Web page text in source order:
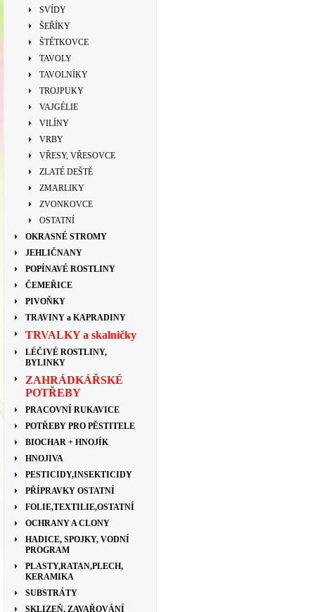
SVÍDY
ŠEŘÍKY
ŠTĚTKOVCE
TAVOLY
TAVOLNÍKY
TROJPUKY
VAJGÉLIE
VILÍNY
VRBY
VŘESY, VŘESOVCE
ZLATÉ DEŠTĚ
ZMARLIKY
ZVONKOVCE
OSTATNÍ
OKRASNÉ STROMY
JEHLIČNANY
POPÍNAVÉ ROSTLINY
ČEMEŘICE
PIVOŇKY
TRAVINY a KAPRADINY
TRVALKY a skalničky
LÉČIVÉ ROSTLINY,
BYLINKY
ZAHRÁDKÁŘSKÉ
POTŘEBY
PRACOVNÍ RUKAVICE
POTŘEBY PRO PĚSTITELE
BIOCHAR + HNOJÍK
HNOJIVA
PESTICIDY,INSEKTICIDY
PŘÍPRAVKY OSTATNÍ
FOLIE,TEXTILIE,OSTATNÍ
OCHRANY A CLONY
HADICE, SPOJKY, VODNÍ
PROGRAM
PLASTY,RATAN,PLECH,
KERAMIKA
SUBSTRÁTY
SKLIZEŇ, ZAVAŘOVÁNÍ